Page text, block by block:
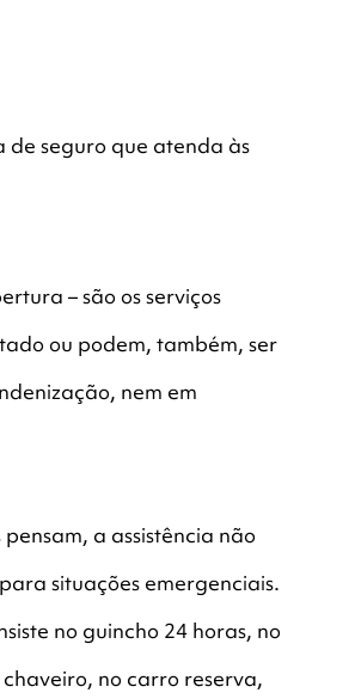
seguro que atenda às
– são os serviços
ou podem, também, ser
nem em
a assistência não
situações emergenciais.
no guincho 24 horas, no
no carro reserva,